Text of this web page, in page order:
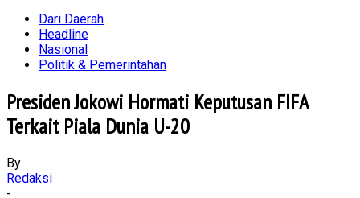
Dari Daerah
Headline
Nasional
Politik & Pemerintahan
Presiden Jokowi Hormati Keputusan FIFA
Terkait Piala Dunia U-20
By
Redaksi
-